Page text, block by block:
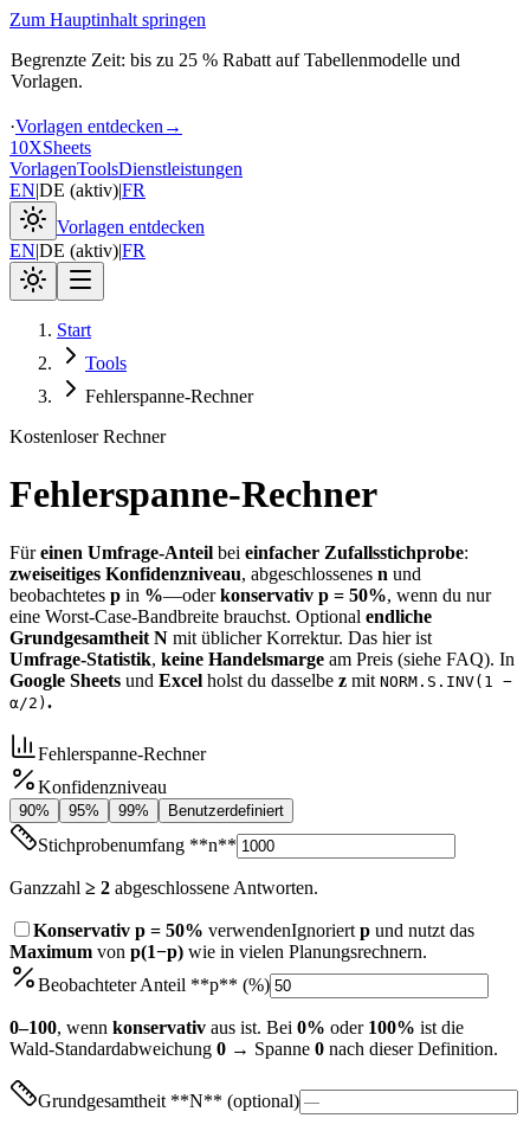
Zum Hauptinhalt springen
Begrenzte Zeit: bis zu 25 % Rabatt auf Tabellenmodelle und
Vorlagen.
·Vorlagen entdecken →
10XSheets
VorlagenToolsDienstleistungen
EN|DE (aktiv)|FR
Vorlagen entdecken
EN|DE (aktiv)|FR
Start
Tools
Fehlerspanne‑Rechner
Kostenloser Rechner
Fehlerspanne‑Rechner
Füreinen Umfrage‑Anteil bei einfacher Zufallsstichprobe:
zweiseitiges Konfidenzniveau, abgeschlossenes n und
beobachtetes p in %—oderkonservativ p = 50%, wenn du nur
eine Worst‑Case‑Bandbreite brauchst. Optional endliche
Grundgesamtheit N mit üblicher Korrektur. Das hier ist
Umfrage‑Statistik, keine Handelsmarge am Preis (siehe FAQ). In
Google Sheets und Excel holst du dasselbe z mit NORM.S.INV(1 −
α/2) .
Fehlerspanne‑Rechner
Konfidenzniveau
90% 95% 99% Benutzerdefiniert
Stichprobenumfang **n**
Ganzzahl ≥ 2 abgeschlossene Antworten.
Konservativ p = 50% verwendenIgnoriert p und nutzt das
Maximum von p(1−p) wie in vielen Planungsrechnern.
Beobachteter Anteil **p** (%)
0–100, wenn konservativ aus ist. Bei 0% oder 100% ist die
Wald‑Standardabweichung 0 → Spanne 0 nach dieser Definition.
Grundgesamtheit **N** (optional)